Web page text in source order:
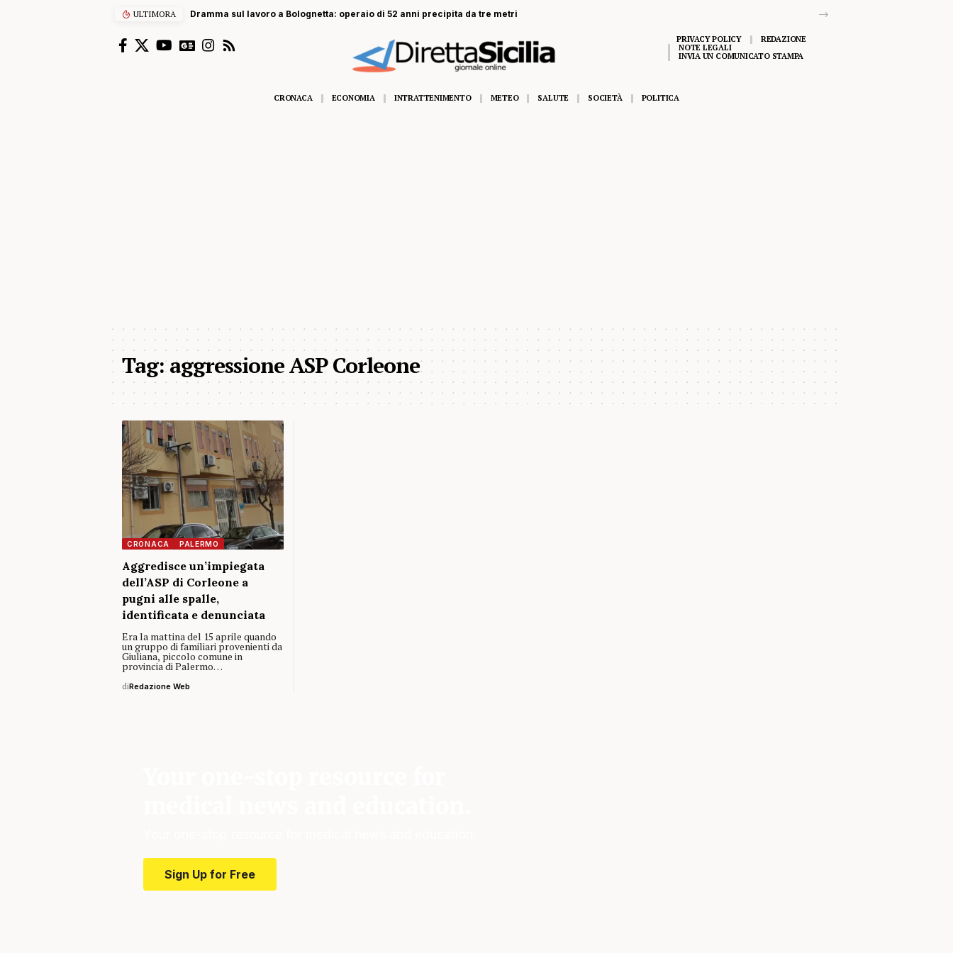
ULTIMORA Dramma sul lavoro a Bolognetta: operaio di 52 anni precipita da tre metri
PRIVACY POLICY
REDAZIONE
NOTE LEGALI
INVIA UN COMUNICATO STAMPA
CRONACA ECONOMIA INTRATTENIMENTO METEO SALUTE SOCIETÀ POLITICA
Tag:aggressione ASP Corleone
CRONACA PALERMO
Aggredisce un’impiegata
dell’ASP di Corleone a
pugni alle spalle,
identificata e denunciata
Era la mattina del 15 aprile quando
un gruppo di familiari provenienti da
Giuliana, piccolo comune in
provincia di Palermo…
diRedazione Web
Sign Up for Free